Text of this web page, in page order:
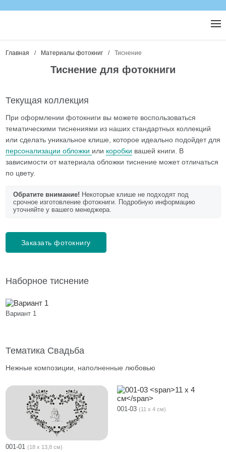
Главная / Материалы фотокниг / Тиснение
Тиснение для фотокниги
Текущая коллекция
При оформлении фотокниги вы можете воспользоваться
тематическими тиснениями из наших стандартных коллекций
или сделать уникальное клише, которое идеально подойдет для
персонализации обложки или коробки вашей книги. В
зависимости от материала обложки тиснение может отличаться
по цвету.
Обратите внимание! Некоторые клише не подходят под
срочное изготовление фотокниги. Подробную информацию
уточняйте у вашего менеджера.
Заказать фотокнигу
Наборное тиснение
Вариант 1
Тематика Свадьба
Нежные композиции, наполненные любовью
001-01 18 х 13,8 см
001-03 11 х 4 см